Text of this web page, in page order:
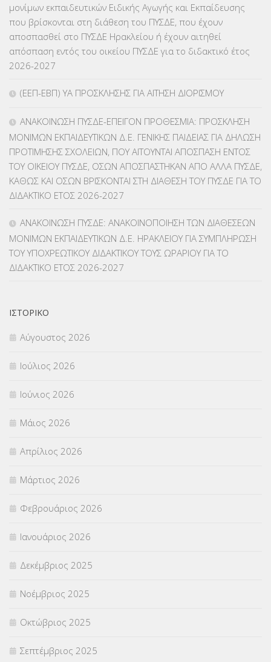
ΚΕΣΥ(60)
ΚΕΣΥΠ(109)
ΚΠγ – ΚΡΑΤΙΚΟ ΠΙΣΤΟΠΟΙΗΤΙΚΟ ΓΛΩΣΣΟΜΑΘΕΙΑΣ
ΚΠπ- ΚΡΑΤΙΚΟ ΠΙΣΤΟΠΟΙΗΤΙΚΟ ΠΛΗΡΟΦΟΡΙΚΗΣ(12)
ΛΟΙΠΑ(309)
ΜΑΘΗΤΕΙΑ(275)
ΜΕΤΑΘΕΣΕΙΣ-ΤΟΠΟΘΕΤΗΣΕΙΣ ΒΕΛΤΙΩΣΕΙΣ(319)
ΜΕΤΑΦΟΡΑ ΜΑΘΗΤΩΝ(3)
ΝΟΜΟΘΕΣΙΑ(66)
μονίμων εκπαιδευτικών Ειδικής Αγωγής και Εκπαίδευσης
που βρίσκονται στη διάθεση του ΠΥΣΔΕ, που έχουν
αποσπασθεί στο ΠΥΣΔΕ Ηρακλείου ή έχουν αιτηθεί
απόσπαση εντός του οικείου ΠΥΣΔΕ για το διδακτικό έτος
2026-2027
(ΕΕΠ-ΕΒΠ) ΥΑ ΠΡΟΣΚΛΗΣΗΣ ΓΙΑ ΑΙΤΗΣΗ ΔΙΟΡΙΣΜΟΥ
ΑΝΑΚΟΙΝΩΣΗ ΠΥΣΔΕ-ΕΠΕΙΓΟΝ ΠΡΟΘΕΣΜΙΑ: ΠΡΟΣΚΛΗΣΗ
ΜΟΝΙΜΩΝ ΕΚΠΑΙΔΕΥΤΙΚΩΝ Δ.Ε. ΓΕΝΙΚΗΣ ΠΑΙΔΕΙΑΣ ΓΙΑ ΔΗΛΩΣΗ
ΠΡΟΤΙΜΗΣΗΣ ΣΧΟΛΕΙΩΝ, ΠΟΥ ΑΙΤΟΥΝΤΑΙ ΑΠΟΣΠΑΣΗ ΕΝΤΟΣ
ΤΟΥ ΟΙΚΕΙΟΥ ΠΥΣΔΕ, ΟΣΩΝ ΑΠΟΣΠΑΣΤΗΚΑΝ ΑΠΟ ΑΛΛΑ ΠΥΣΔΕ,
ΚΑΘΩΣ ΚΑΙ ΟΣΩΝ ΒΡΙΣΚΟΝΤΑΙ ΣΤΗ ΔΙΑΘΕΣΗ ΤΟΥ ΠΥΣΔΕ ΓΙΑ ΤΟ
ΔΙΔΑΚΤΙΚΟ ΕΤΟΣ 2026-2027
ΑΝΑΚΟΙΝΩΣΗ ΠΥΣΔΕ: ΑΝΑΚΟΙΝΟΠΟΙΗΣΗ ΤΩΝ ΔΙΑΘΕΣΕΩΝ
ΜΟΝΙΜΩΝ ΕΚΠΑΙΔΕΥΤΙΚΩΝ Δ.Ε. ΗΡΑΚΛΕΙΟΥ ΓΙΑ ΣΥΜΠΛΗΡΩΣΗ
ΤΟΥ ΥΠΟΧΡΕΩΤΙΚΟΥ ΔΙΔΑΚΤΙΚΟΥ ΤΟΥΣ ΩΡΑΡΙΟΥ ΓΙΑ ΤΟ
ΔΙΔΑΚΤΙΚΟ ΕΤΟΣ 2026-2027
ΙΣΤΟΡΙΚΌ
Αύγουστος 2026
Ιούλιος 2026
Ιούνιος 2026
Μάιος 2026
Απρίλιος 2026
Μάρτιος 2026
Φεβρουάριος 2026
Ιανουάριος 2026
Δεκέμβριος 2025
Νοέμβριος 2025
Οκτώβριος 2025
Σεπτέμβριος 2025